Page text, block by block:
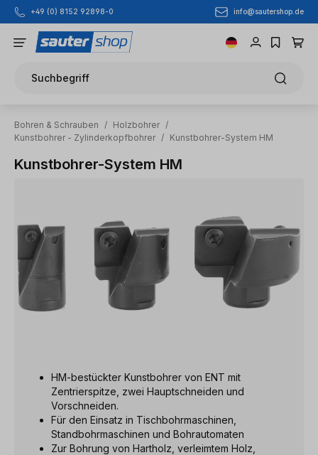
Zum Hauptinhalt springen
+49 (0) 8152 92898-0 info@sautershop.de
Suchbegriff
Bohren & Schrauben / Holzbohrer /
Kunstbohrer - Zylinderkopfbohrer / Kunstbohrer-System HM
Kunstbohrer-System HM
HM-bestückter Kunstbohrer von ENT mit
Zentrierspitze, zwei Hauptschneiden und
Vorschneiden.
Für den Einsatz in Tischbohrmaschinen,
Standbohrmaschinen und Bohrautomaten
Zur Bohrung von Hartholz, verleimtem Holz,